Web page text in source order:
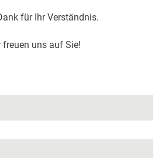
für Ihr Verständnis.
freuen uns auf Sie!